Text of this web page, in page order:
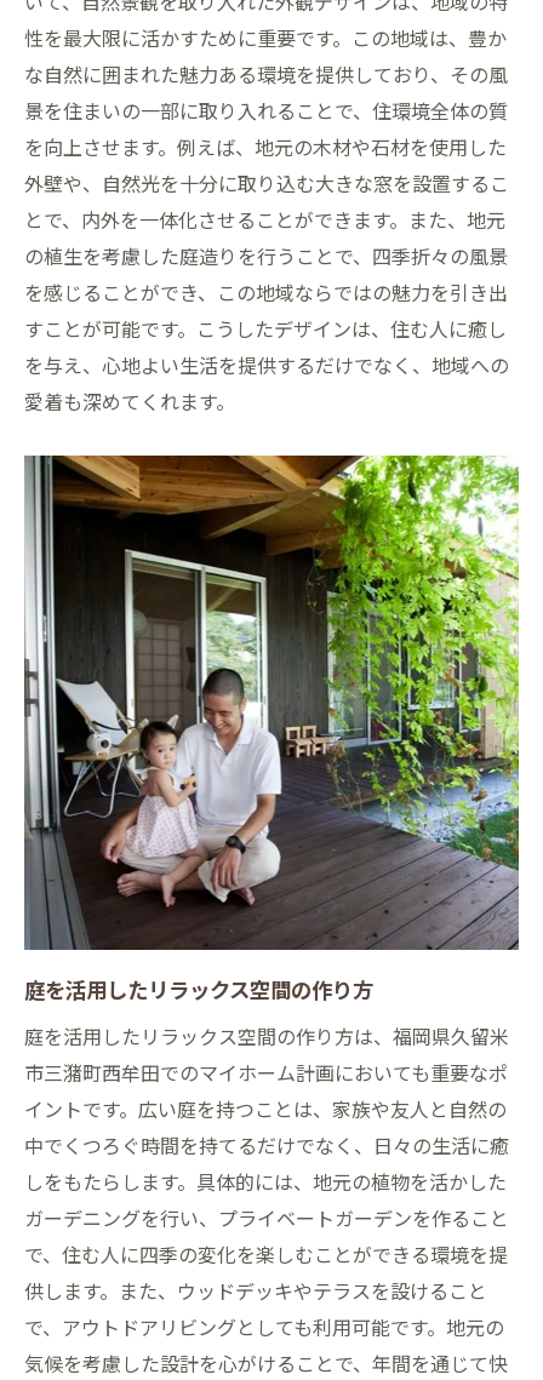
性を最大限に活かすために重要です。この地域は、豊か
な自然に囲まれた魅力ある環境を提供しており、その風
景を住まいの一部に取り入れることで、住環境全体の質
を向上させます。例えば、地元の木材や石材を使用した
外壁や、自然光を十分に取り込む大きな窓を設置するこ
とで、内外を一体化させることができます。また、地元
の植生を考慮した庭造りを行うことで、四季折々の風景
を感じることができ、この地域ならではの魅力を引き出
すことが可能です。こうしたデザインは、住む人に癒し
を与え、心地よい生活を提供するだけでなく、地域への
愛着も深めてくれます。
庭を活用したリラックス空間の作り方
庭を活用したリラックス空間の作り方は、福岡県久留米
市三潴町西牟田でのマイホーム計画においても重要なポ
イントです。広い庭を持つことは、家族や友人と自然の
中でくつろぐ時間を持てるだけでなく、日々の生活に癒
しをもたらします。具体的には、地元の植物を活かした
ガーデニングを行い、プライベートガーデンを作ること
で、住む人に四季の変化を楽しむことができる環境を提
供します。また、ウッドデッキやテラスを設けること
で、アウトドアリビングとしても利用可能です。地元の
気候を考慮した設計を心がけることで、年間を通じて快